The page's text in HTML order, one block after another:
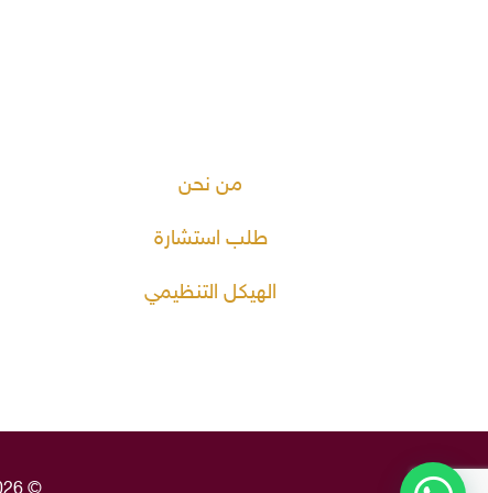
من نحن
طلب استشارة
الهيكل التنظيمي